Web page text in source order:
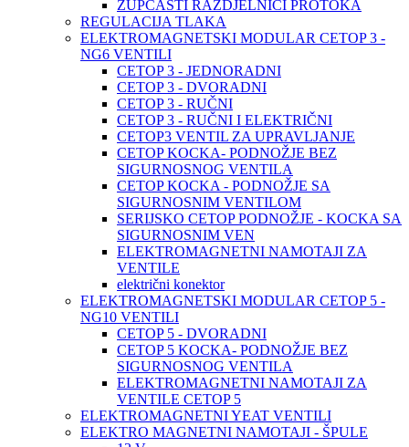
ZUPČASTI RAZDJELNICI PROTOKA
REGULACIJA TLAKA
ELEKTROMAGNETSKI MODULAR CETOP 3 -
NG6 VENTILI
CETOP 3 - JEDNORADNI
CETOP 3 - DVORADNI
CETOP 3 - RUČNI
CETOP 3 - RUČNI I ELEKTRIČNI
CETOP3 VENTIL ZA UPRAVLJANJE
CETOP KOCKA- PODNOŽJE BEZ
SIGURNOSNOG VENTILA
CETOP KOCKA - PODNOŽJE SA
SIGURNOSNIM VENTILOM
SERIJSKO CETOP PODNOŽJE - KOCKA SA
SIGURNOSNIM VEN
ELEKTROMAGNETNI NAMOTAJI ZA
VENTILE
električni konektor
ELEKTROMAGNETSKI MODULAR CETOP 5 -
NG10 VENTILI
CETOP 5 - DVORADNI
CETOP 5 KOCKA- PODNOŽJE BEZ
SIGURNOSNOG VENTILA
ELEKTROMAGNETNI NAMOTAJI ZA
VENTILE CETOP 5
ELEKTROMAGNETNI YEAT VENTILI
ELEKTRO MAGNETNI NAMOTAJI - ŠPULE